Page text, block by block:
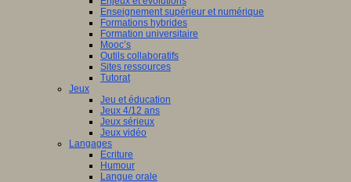
Enseignement supérieur et numérique
Formations hybrides
Formation universitaire
Mooc’s
Outils collaboratifs
Sites ressources
Tutorat
Jeux
Jeu et éducation
Jeux 4/12 ans
Jeux sérieux
Jeux vidéo
Langages
Ecriture
Humour
Langue orale